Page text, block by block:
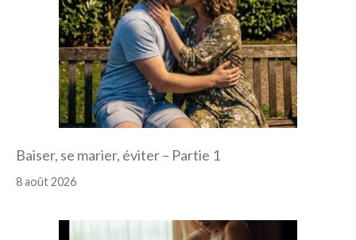
Baiser, se marier, éviter – Partie 1
8 août 2026